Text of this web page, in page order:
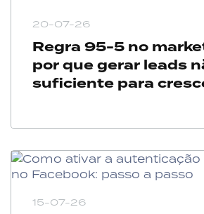
20-07-26
Regra 95-5 no
por que gerar leads
suficiente para
15-07-26